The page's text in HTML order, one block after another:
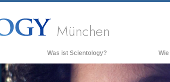
München
Was ist Scientology?
Anschauungen und Praxis